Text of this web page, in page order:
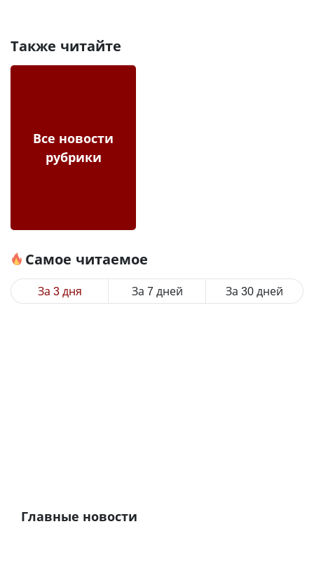
Также читайте
Все новости
рубрики
Самое читаемое
За 3 дня За 7 дней За 30 дней
Главные новости